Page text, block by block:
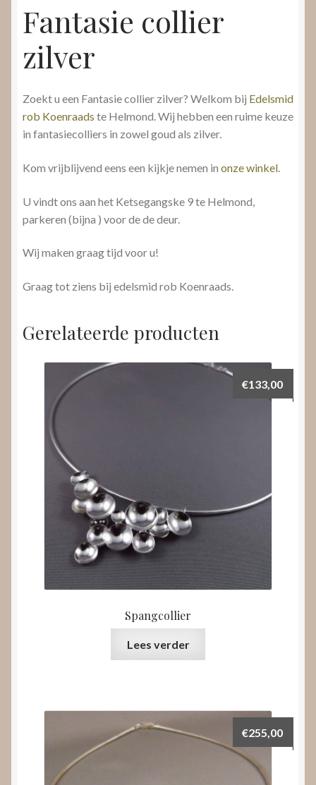
Fantasie collier
zilver
Zoekt u een Fantasie collier zilver? Welkom bij Edelsmid
rob Koenraads te Helmond. Wij hebben een ruime keuze
in fantasiecolliers in zowel goud als zilver.
Kom vrijblijvend eens een kijkje nemen in onze winkel.
U vindt ons aan het Ketsegangske 9 te Helmond,
parkeren (bijna ) voor de de deur.
Wij maken graag tijd voor u!
Graag tot ziens bij edelsmid rob Koenraads.
Gerelateerde producten
Spangcollier
€133,00
Lees verder
€255,00